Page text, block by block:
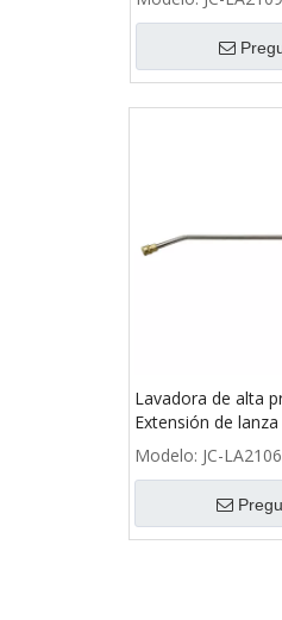
Lavadora de alta
Extensión de
a conector rápido
Modelo: JC-LA2106